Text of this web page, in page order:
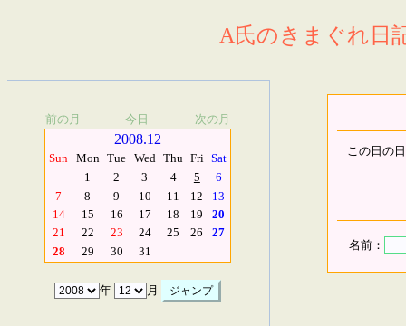
A氏のきまぐれ日
前の月 今日 次の月
2008.12
Sun Mon Tue Wed Thu Fri Sat
1
2 3 4 5
6
7
8 9 10 11 12
13
14
15 16 17 18 19
20
21
22 23 24 25 26
27
28
29 30 31
年 月
この日の
名前：